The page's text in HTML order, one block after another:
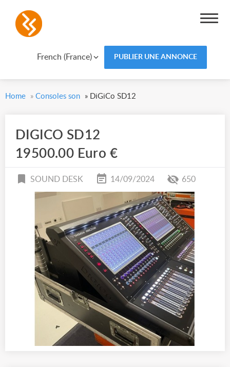
French (France) PUBLIER UNE ANNONCE
Home » Consoles son » DiGiCo SD12
DIGICO SD12
19500.00 Euro €
SOUND DESK 14/09/2024 650